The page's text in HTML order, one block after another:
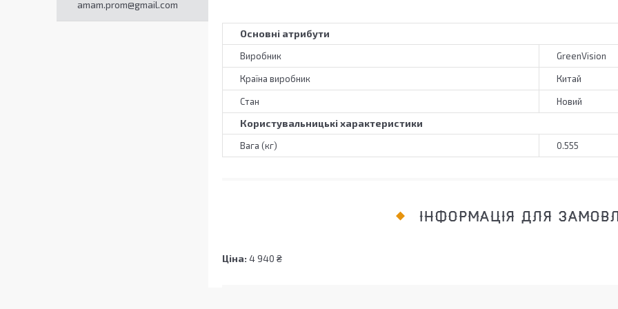
Основні атрибути
Виробник GreenVision
Країна виробник Китай
Стан Новий
Користувальницькі характеристики
Вага (кг) 0.555
ІНФОРМАЦІЯ ДЛЯ
Ціна: 4 940 ₴
amam.prom@gmail.com